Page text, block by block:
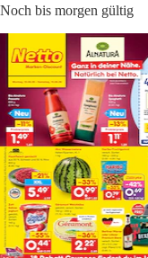
Noch bis morgen gültig